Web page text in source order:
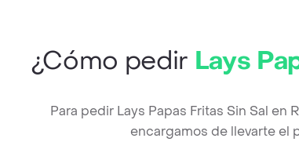
¿Cómo pedir Lays
Para pedir Lays Papas Fritas Sin Sal
encargamos de llevarte el